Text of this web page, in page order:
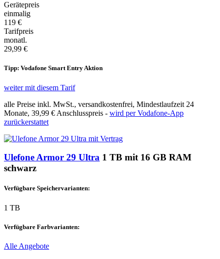
Gerätepreis
einmalig
119 €
Tarifpreis
monatl.
29,99 €
Tipp: Vodafone Smart Entry Aktion
weiter mit diesem Tarif
alle Preise inkl. MwSt., versandkostenfrei, Mindestlaufzeit 24
Monate, 39,99 € Anschlusspreis - wird per Vodafone-App
zurückerstattet
Ulefone Armor 29 Ultra 1 TB mit 16 GB RAM
schwarz
Verfügbare Speichervarianten:
1 TB
Verfügbare Farbvarianten:
Alle Angebote